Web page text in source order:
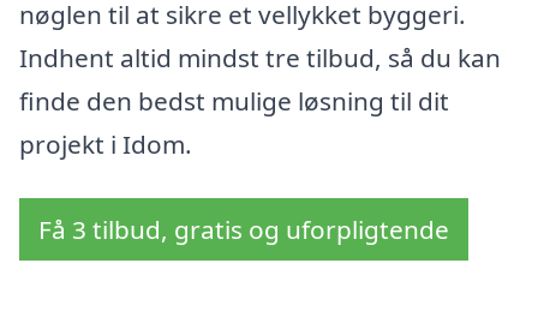
nøglen til at sikre et vellykket byggeri.
Indhent altid mindst tre tilbud, så du kan
finde den bedst mulige løsning til dit
projekt i Idom.
Få 3 tilbud, gratis og uforpligtende